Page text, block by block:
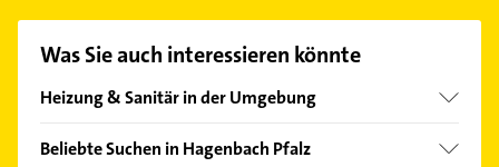
finden Sie alleKontaktdaten.
Was Sie auch interessieren könnte
Heizung & Sanitär in der Umgebung
Wörth am Rhein
Beliebte Suchen in Hagenbach Pfalz